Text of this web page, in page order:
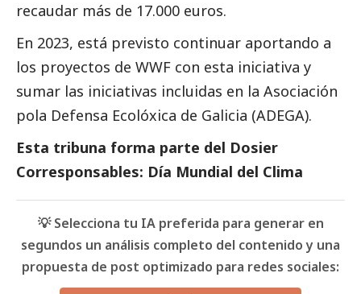
recaudar más de 17.000 euros.
En 2023, está previsto continuar aportando a
los proyectos de WWF con esta iniciativa y
sumar las iniciativas incluidas en la Asociación
pola Defensa Ecolóxica de Galicia (ADEGA).
Esta tribuna forma parte del Dosier
Corresponsables: Día Mundial del Clima
💡 Selecciona tu IA preferida para generar en
segundos un análisis completo del contenido y una
propuesta de post optimizado para redes sociales: